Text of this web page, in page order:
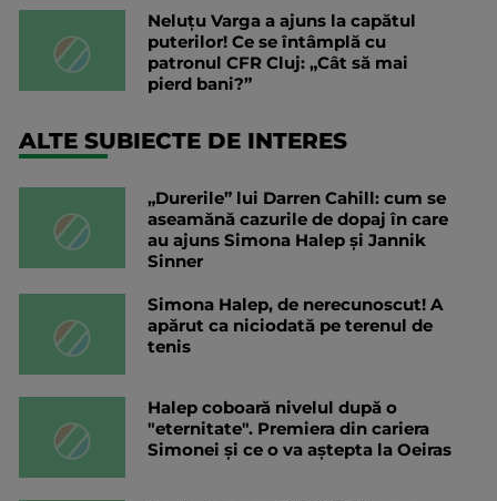
Neluțu Varga a ajuns la capătul
puterilor! Ce se întâmplă cu
patronul CFR Cluj: „Cât să mai
pierd bani?”
ALTE SUBIECTE DE INTERES
„Durerile” lui Darren Cahill: cum se
aseamănă cazurile de dopaj în care
au ajuns Simona Halep și Jannik
Sinner
Simona Halep, de nerecunoscut! A
apărut ca niciodată pe terenul de
tenis
Halep coboară nivelul după o
"eternitate". Premiera din cariera
Simonei și ce o va aștepta la Oeiras